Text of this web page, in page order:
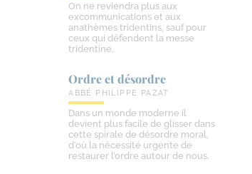
On ne reviendra plus aux
excommunications et aux
anathèmes tridentins, sauf pour
ceux qui défendent la messe
tridentine.
Ordre et désordre
ABBÉ PHILIPPE PAZAT
Dans un monde moderne il
devient plus facile de glisser dans
cette spirale de désordre moral,
d’où la nécessité urgente de
restaurer l’ordre autour de nous.